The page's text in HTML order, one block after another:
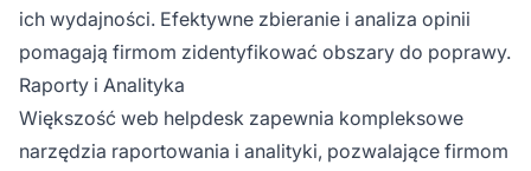
ich wydajności. Efektywne zbieranie i analiza opinii
pomagają firmom zidentyfikować obszary do poprawy.
Raporty i Analityka
Większość web helpdesk zapewnia kompleksowe
narzędzia raportowania i analityki, pozwalające firmom